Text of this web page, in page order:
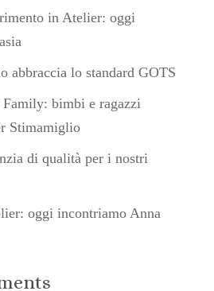
in Atelier: oggi
abbraccia lo standard GOTS
bimbi e ragazzi
Stimamiglio
di qualità per i nostri
oggi incontriamo Anna